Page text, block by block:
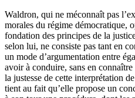
Waldron, qui ne méconnaît pas
morales du régime démocratique,
fondation des principes de la
selon lui, ne consiste pas tant en
un mode d’argumentation entre
avoir à conduire, sans en
la justesse de cette interprétation
tient au fait qu’elle propose un